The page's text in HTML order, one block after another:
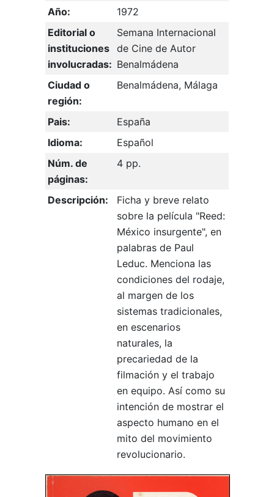
Año:
1972
Editorial o
instituciones
involucradas:
Semana Internacional
de Cine de Autor
Benalmádena
Ciudad o
región:
Benalmádena, Málaga
Pais:
España
Idioma:
Español
Núm. de
páginas:
4 pp.
Descripción:
Ficha y breve relato
sobre la película "Reed:
México insurgente", en
palabras de Paul
Leduc. Menciona las
condiciones del rodaje,
al margen de los
sistemas tradicionales,
en escenarios
naturales, la
precariedad de la
filmación y el trabajo
en equipo. Así como su
intención de mostrar el
aspecto humano en el
mito del movimiento
revolucionario.